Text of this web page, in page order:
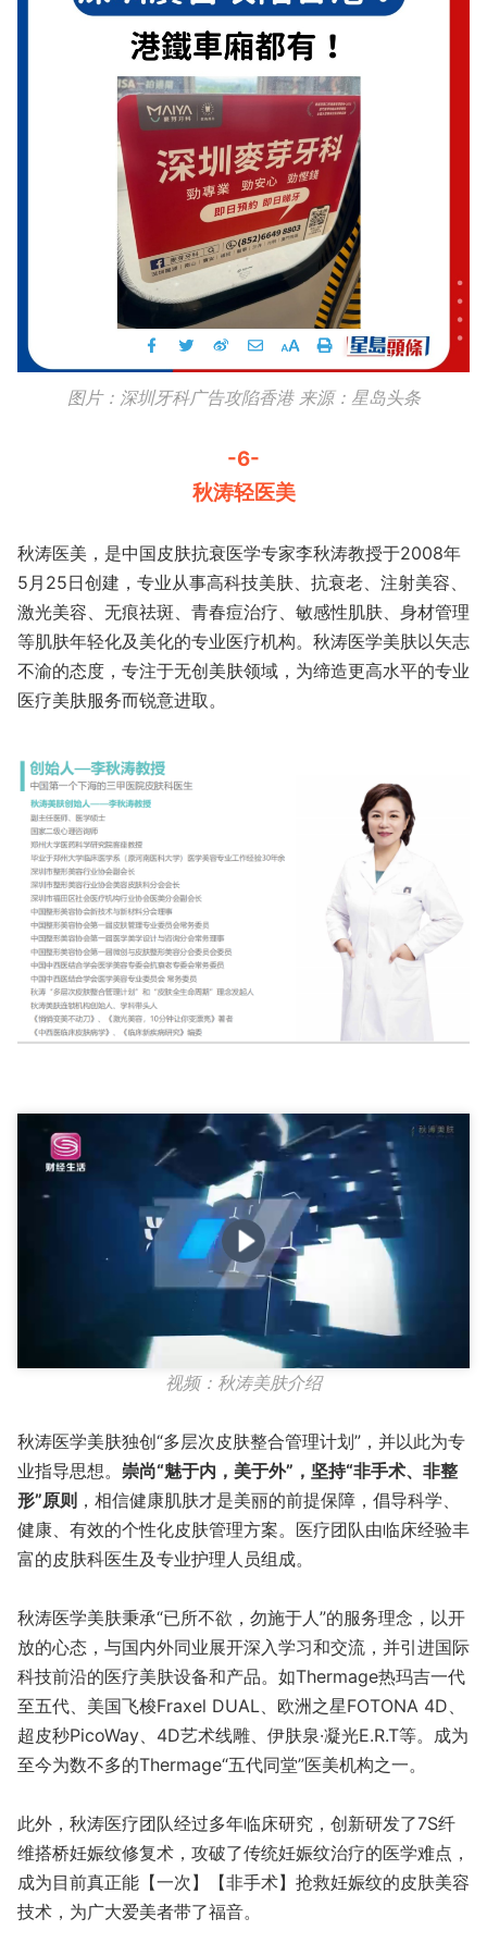
图片：深圳牙科广告攻陷香港 来源：星岛头条
-6-
秋涛轻医美
秋涛医美，是中国皮肤抗衰医学专家李秋涛教授于2008年
5月25日创建，专业从事高科技美肤、抗衰老、注射美容、
激光美容、无痕祛斑、青春痘治疗、敏感性肌肤、身材管理
等肌肤年轻化及美化的专业医疗机构。秋涛医学美肤以矢志
不渝的态度，专注于无创美肤领域，为缔造更高水平的专业
医疗美肤服务而锐意进取。
Play
Video
视频：秋涛美肤介绍
秋涛医学美肤独创“多层次皮肤整合管理计划”，并以此为专
业指导思想。 崇尚“魅于内，美于外”，坚持“非手术、非整
形”原则 ，相信健康肌肤才是美丽的前提保障，倡导科学、
健康、有效的个性化皮肤管理方案。医疗团队由临床经验丰
富的皮肤科医生及专业护理人员组成。
秋涛医学美肤秉承“已所不欲，勿施于人”的服务理念，以开
放的心态，与国内外同业展开深入学习和交流，并引进国际
科技前沿的医疗美肤设备和产品。如Thermage热玛吉一代
至五代、美国飞梭Fraxel DUAL、欧洲之星FOTONA 4D、
超皮秒PicoWay、4D艺术线雕、伊肤泉·凝光E.R.T等。成为
至今为数不多的Thermage“五代同堂”医美机构之一。
此外，秋涛医疗团队经过多年临床研究，创新研发了7S纤
维搭桥妊娠纹修复术，攻破了传统妊娠纹治疗的医学难点，
成为目前真正能【一次】【非手术】抢救妊娠纹的皮肤美容
技术，为广大爱美者带了福音。